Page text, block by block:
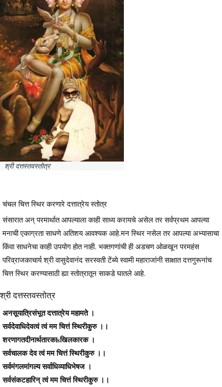
श्री दत्तस्तवस्तोत्र
चंचल चित्त स्थिर करणारे दत्तात्रेय स्तोत्र
संसारात अन् परमार्थात आपल्याला काही साध्य करायचे असेल तर सर्वप्रथम आपल्या
मनाची एकाग्रता साधणे अतिशय आवश्यक आहे.मन स्थिर नसेल तर आपल्या अभ्यासाचा
किंवा साधनेचा काही उपयोग होत नाही. भक्तगणांची ही अडचण ओळखून परमहंस
परिव्राजकाचार्य श्री वासुदेवानंद सरस्वती टेंब्ये स्वामी महाराजांनी साक्षात दत्तगुरूनांच
चित्त स्थिर करण्यासाठी ह्या स्तोत्रातून साकडे घातले आहे.
श्री दत्तस्तवस्तोत्र
अनसूयात्रिसंभूत दत्तात्रेय महामते ।
सर्वदेवाधिदेवत्वं त्वं मम चित्तं स्थिरीकुरु ।।
शरणागतदीनार्थतारकाsखिलकारक ।
सर्वचालक देव त्वं मम चित्तं स्थिरीकुरु ।।
सर्वमंगलमांगल्य सर्वाधिव्याधिभेषज ।
सर्वसंकटहारिन् त्वं मम चित्तं स्थिरीकुरु ।।